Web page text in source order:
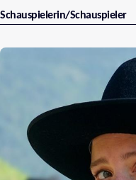
Schauspielerin/Schauspieler